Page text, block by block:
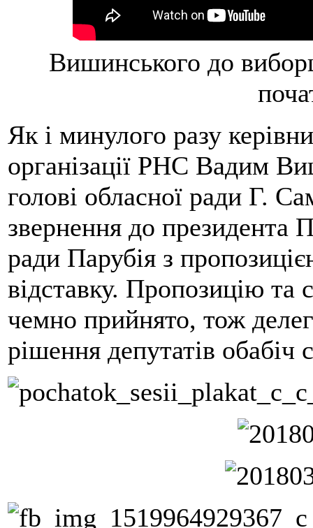
Вишинського до
Як і минулого разу
організації РНС Вадим
голові обласної ради Г.
звернення до президента
ради Парубія з
відставку. Пропозицію та
чемно прийнято, тож
рішення депутатів обабіч